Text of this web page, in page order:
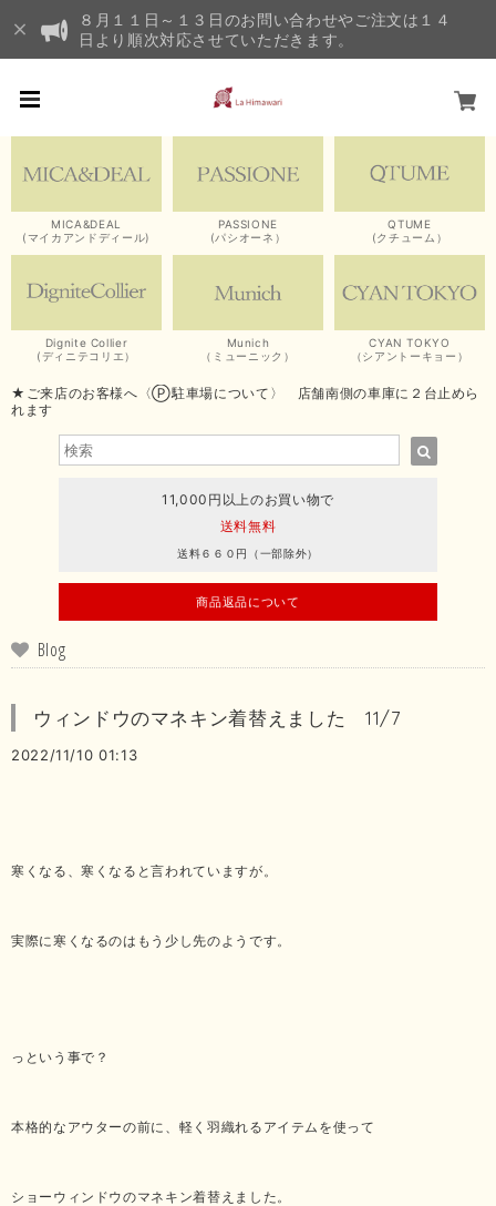
８月１１日～１３日のお問い合わせやご注文は１４
日より順次対応させていただきます。
MICA&DEAL
(マイカアンドディール)
PASSIONE
(パシオーネ）
QTUME
(クチューム）
Dignite Collier
(ディニテコリエ）
Munich
（ミューニック）
CYAN TOKYO
（シアントーキョー）
★ご来店のお客様へ〈Ⓟ駐車場について〉 店舗南側の車庫に２台止めら
れます
11,000円以上のお買い物で
送料無料
送料６６０円（一部除外）
商品返品について
Blog
ウィンドウのマネキン着替えました 11/7
2022/11/10 01:13
寒くなる、寒くなると言われていますが。
実際に寒くなるのはもう少し先のようです。
っという事で？
本格的なアウターの前に、軽く羽織れるアイテムを使って
ショーウィンドウのマネキン着替えました。